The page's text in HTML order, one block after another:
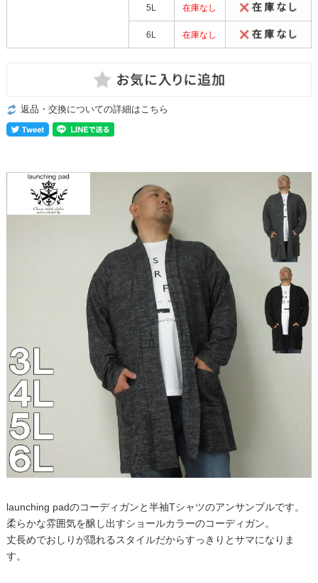
5L 在庫なし
6L 在庫なし
返品・交換についての詳細はこちら
launching padのコーディガンと半袖Tシャツのアンサンブルです。
柔らかな雰囲気を醸し出すショールカラーのコーディガン。
丈長めでおしりが隠れるスタイルだからすっきりとサマになりま
す。